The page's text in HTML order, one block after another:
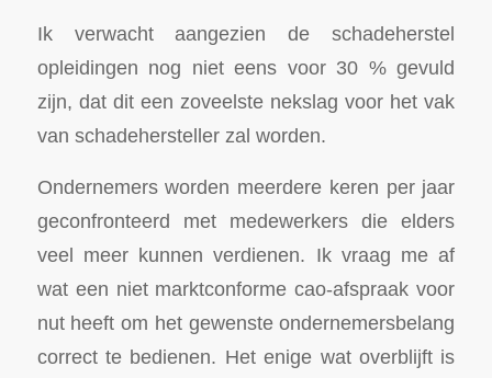
Ik verwacht aangezien de schadeherstel
opleidingen nog niet eens voor 30 % gevuld
zijn, dat dit een zoveelste nekslag voor het vak
van schadehersteller zal worden.
Ondernemers worden meerdere keren per jaar
geconfronteerd met medewerkers die elders
veel meer kunnen verdienen. Ik vraag me af
wat een niet marktconforme cao-afspraak voor
nut heeft om het gewenste ondernemersbelang
correct te bedienen. Het enige wat overblijft is